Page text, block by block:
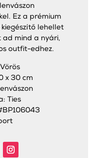
Ez a prémium
lehellet
ad mind a nyári,
outfit-edhez.
x 30 cm
Ties